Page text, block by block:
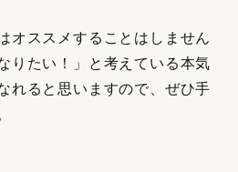
オススメすることはしません
りたい！」と考えている本気
れると思いますので、ぜひ手